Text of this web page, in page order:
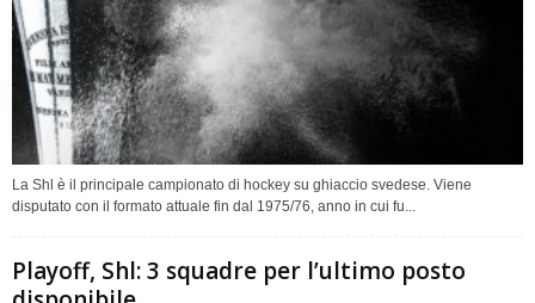
La Shl è il principale campionato di hockey su ghiaccio svedese. Viene
disputato con il formato attuale fin dal 1975/76, anno in cui fu...
Playoff, Shl: 3 squadre per l’ultimo posto